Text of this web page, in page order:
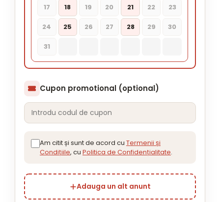
17 18 19 20 21 22 23
24 25 26 27 28 29 30
31
Cupon promotional (optional)
Am citit și sunt de acord cu Termenii și
Condițiile, cu Politica de Confidențialitate.
Adauga un alt anunt